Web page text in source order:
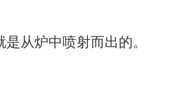
从炉中喷射而出的。